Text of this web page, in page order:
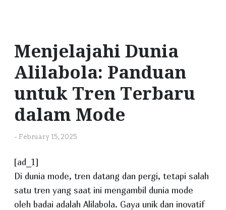
Menjelajahi Dunia
Alilabola: Panduan
untuk Tren Terbaru
dalam Mode
- February 15, 2025
[ad_1]
Di dunia mode, tren datang dan pergi, tetapi salah
satu tren yang saat ini mengambil dunia mode
oleh badai adalah Alilabola. Gaya unik dan inovatif